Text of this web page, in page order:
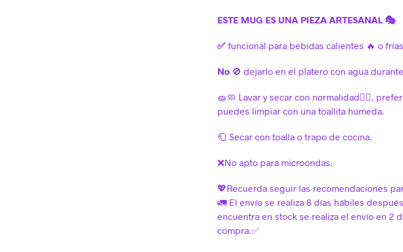
ESTE MUG ES UNA PIEZA ARTESANAL 🎭
✅ funcional para bebidas calientes 🔥 o
No 🚫 dejarlo en el platero con agua
🧽🧼 Lavar y secar con normalidad😶‍🌫️.
puedes limpiar con una toallita húmeda.
🧻 Secar con toalla o trapo de cocina.
❌No apto para microondas.
💖Recuerda seguir las recomendaciones
🚛 El envío se realiza 8 días hábiles
encuentra en stock se realiza el envío en 2
compra.✅